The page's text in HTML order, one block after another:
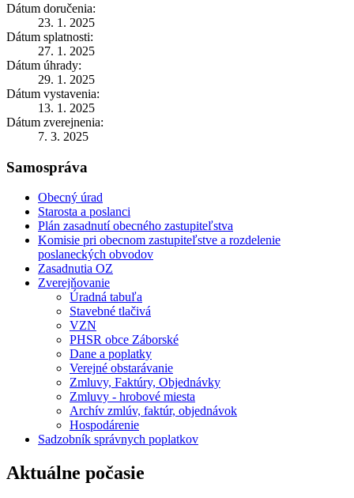
Dátum doručenia:
23. 1. 2025
Dátum splatnosti:
27. 1. 2025
Dátum úhrady:
29. 1. 2025
Dátum vystavenia:
13. 1. 2025
Dátum zverejnenia:
7. 3. 2025
Samospráva
Obecný úrad
Starosta a poslanci
Plán zasadnutí obecného zastupiteľstva
Komisie pri obecnom zastupiteľstve a rozdelenie
poslaneckých obvodov
Zasadnutia OZ
Zverejňovanie
Úradná tabuľa
Stavebné tlačivá
VZN
PHSR obce Záborské
Dane a poplatky
Verejné obstarávanie
Zmluvy, Faktúry, Objednávky
Zmluvy - hrobové miesta
Archív zmlúv, faktúr, objednávok
Hospodárenie
Sadzobník správnych poplatkov
Aktuálne počasie